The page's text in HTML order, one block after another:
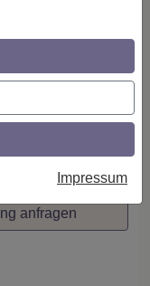
260
anfragen
Impressum